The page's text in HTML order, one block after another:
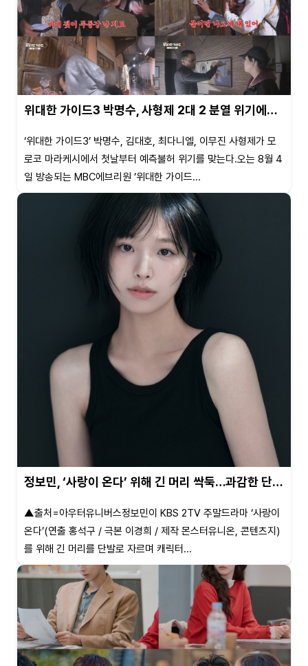
위대한 가이드3 박명수, 사형제 2대 2 분열 위기에…
‘위대한 가이드3’ 박명수, 김대호, 최다니엘, 이무진 사형제가 모
로코 마라케시에서 첫날부터 예측불허 위기를 맞는다.오는 8월 4
일 방송되는 MBC에브리원 ’위대한 가이드...
정보민, ‘사랑이 온다’ 위해 긴 머리 싹둑…과감한 단…
▲출처=아우터유니버스정보민이 KBS 2TV 주말드라마 ‘사랑이
온다’(연출 홍석구 / 극본 이경희 / 제작 몬스터유니온, 콘텐츠지)
를 위해 긴 머리를 단발로 자르며 캐릭터...